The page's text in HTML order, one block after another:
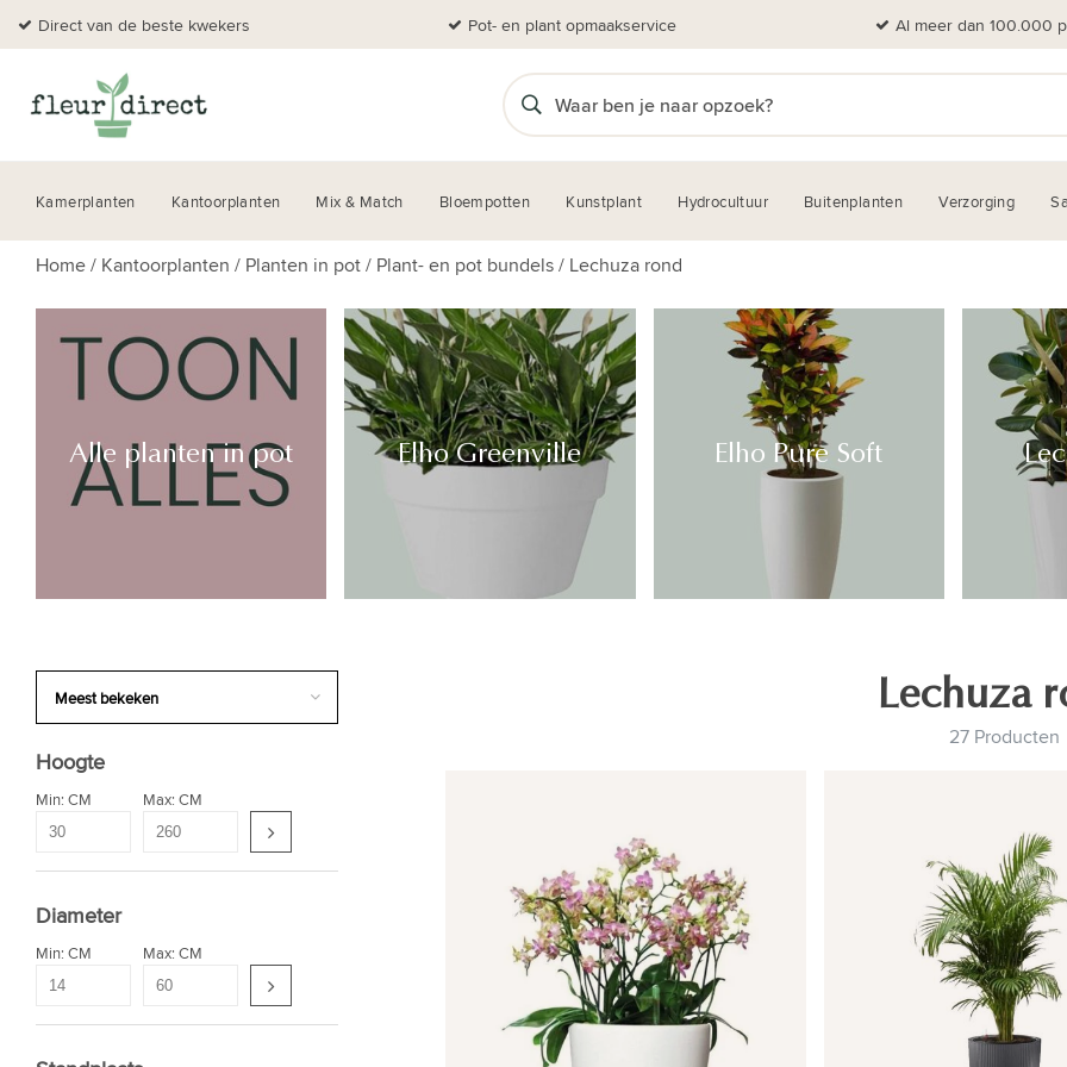
Direct van de beste kwekers Pot- en plant opmaakservice Al meer dan 100.000
Kamerplanten Kantoorplanten Mix & Match Bloempotten Kunstplant Hydrocultuur Buitenplanten Verzorging
Home/ Kantoorplanten / Planten in pot/ Plant- en pot bundels/ Lechuza rond
Alle planten in pot Elho Greenville Elho Pure Soft
Hoogte
Min: CM Max: CM
Diameter
Min: CM Max: CM
Lechuza
27 Producten